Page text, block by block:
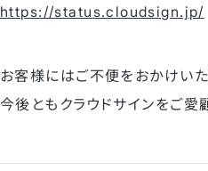
https://status.cloudsign.jp/
お客様にはご不便をおかけい
今後ともクラウドサインをご愛